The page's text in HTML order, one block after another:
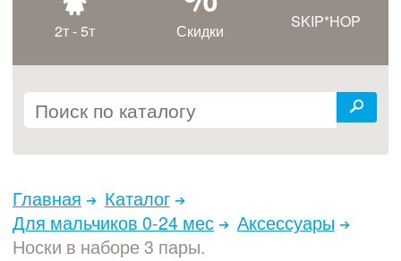
2т - 5т Скидки SKIP*HOP
Главная
Каталог
Для мальчиков 0-24 мес
Аксессуары
Носки в наборе 3 пары.